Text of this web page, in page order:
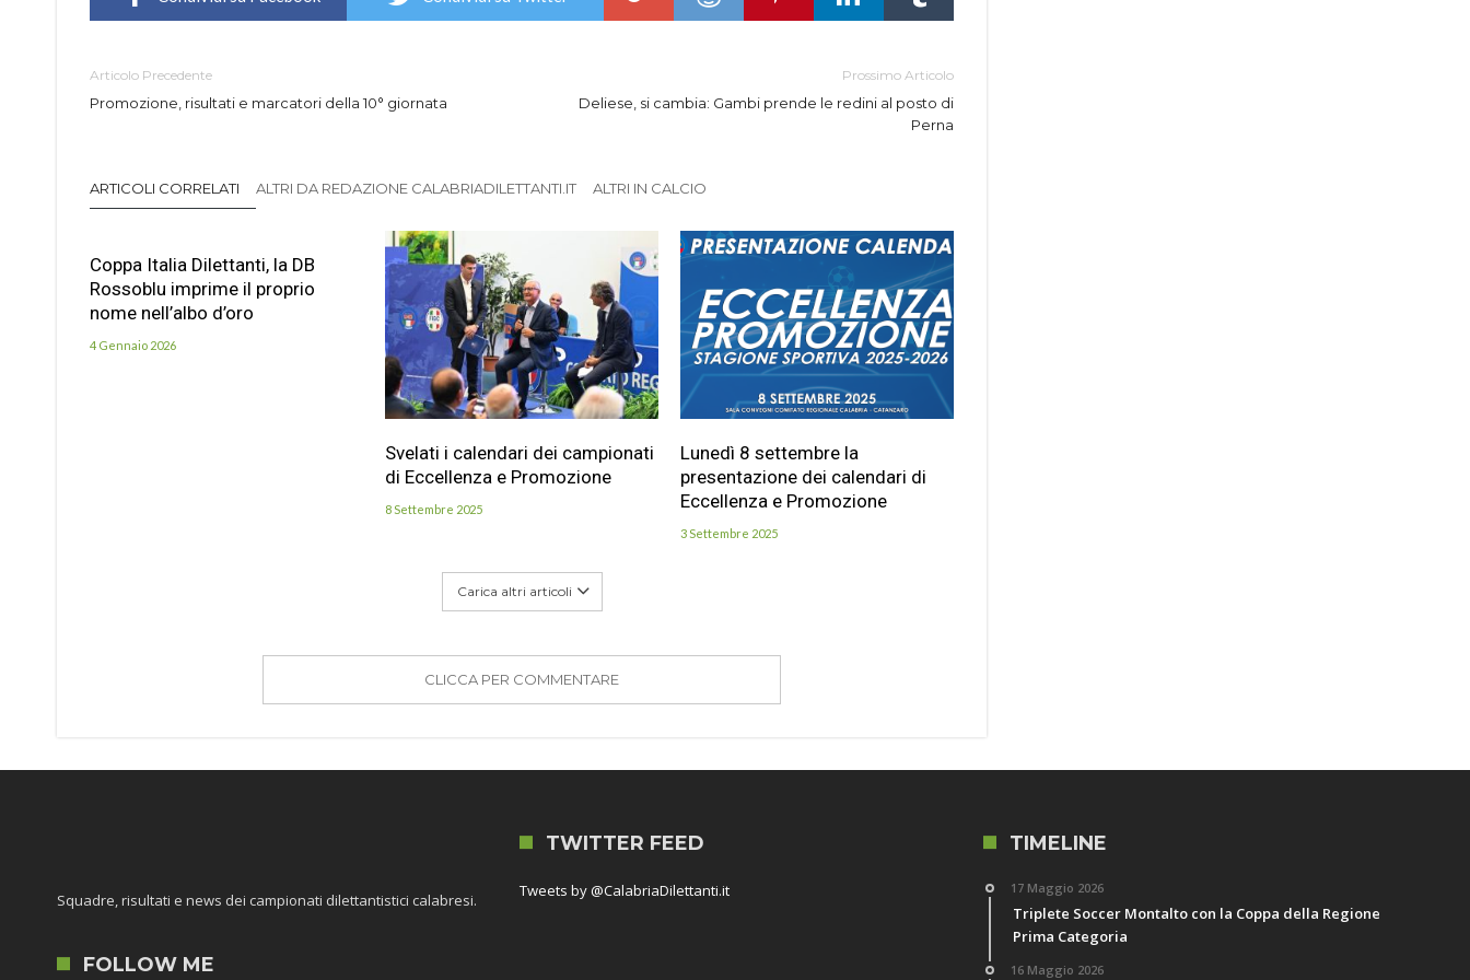
Articolo Precedente
Promozione, risultati e marcatori della 10° giornata
Prossimo Articolo
Deliese, si cambia: Gambi prende le redini al posto di
Perna
ARTICOLI CORRELATI ALTRI DA REDAZIONE CALABRIADILETTANTI.IT ALTRI IN CALCIO
Coppa Italia Dilettanti, la DB
Rossoblu imprime il proprio
nome nell’albo d’oro
4 Gennaio 2026
Svelati i calendari dei campionati
di Eccellenza e Promozione
8 Settembre 2025
Lunedì 8 settembre la
presentazione dei calendari di
Eccellenza e Promozione
3 Settembre 2025
Carica altri articoli
CLICCA PER COMMENTARE
Squadre, risultati e news dei campionati dilettantistici calabresi.
FOLLOW ME
TWITTER FEED
Tweets by @CalabriaDilettanti.it
TIMELINE
17 Maggio 2026
Triplete Soccer Montalto con la Coppa della Regione
Prima Categoria
16 Maggio 2026